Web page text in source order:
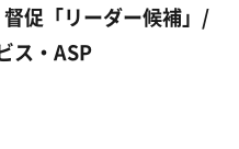
督促「リーダー候補」/
ス・ASP